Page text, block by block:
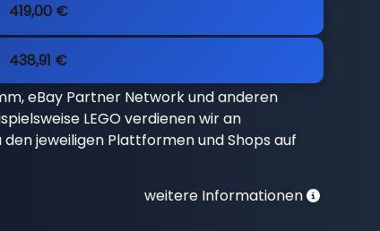
419,00 €
438,91 €
eBay Partner Network und anderen
LEGO verdienen wir an
jeweiligen Plattformen und Shops auf
weitere Informationen